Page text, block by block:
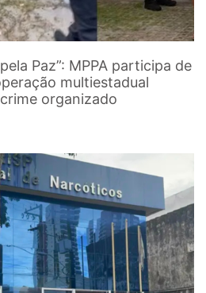
Paz”: MPPA participa de
multiestadual
organizado